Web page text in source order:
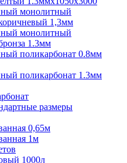
монолитный
1,3мм
монолитный
1.3мм
поликарбонат 0.8мм
поликарбонат 1.3мм
размеры
0,65м
1м
1000л